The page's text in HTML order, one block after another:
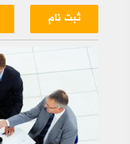
ثبت نام